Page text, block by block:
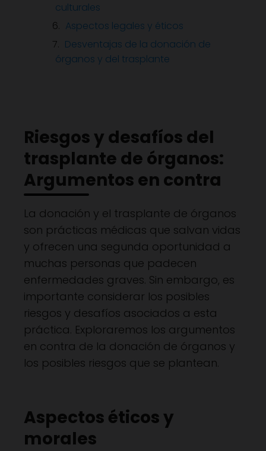
culturales
Aspectos legales y éticos
Desventajas de la donación de
órganos y del trasplante
Riesgos y desafíos del
trasplante de órganos:
Argumentos en contra
La donación y el trasplante de órganos
son prácticas médicas que salvan vidas
y ofrecen una segunda oportunidad a
muchas personas que padecen
enfermedades graves. Sin embargo, es
importante considerar los posibles
riesgos y desafíos asociados a esta
práctica. Exploraremos los argumentos
en contra de la donación de órganos y
los posibles riesgos que se plantean.
Aspectos éticos y
morales